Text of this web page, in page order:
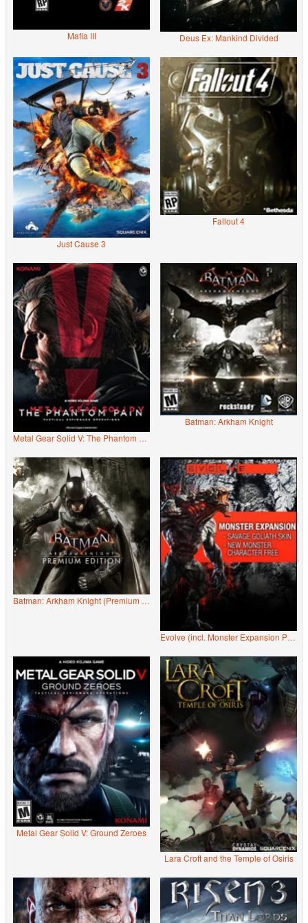
Mafia III Deus Ex: Mankind Divided
Just Cause 3
Fallout 4
Metal Gear Solid V: The Phantom Pain
Batman: Arkham Knight
Batman: Arkham Knight (Premium Edition)
Evolve (incl. Monster Expansion Pack)
Metal Gear Solid V: Ground Zeroes
Lara Croft and the Temple of Osiris